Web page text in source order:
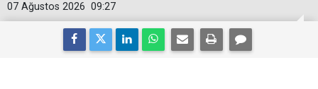
09:27
07 Ağustos 2026